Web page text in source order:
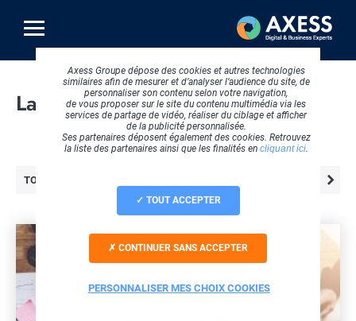
contenu
principal
La communauté Axess
TOUTES LES OFFRES
Axess Groupe dépose des cookies et autres technologies
similaires afin de mesurer et d’analyser l’audience du site, de
personnaliser son contenu selon votre navigation,
de vous proposer sur le site du contenu multimédia via les
services de partage de vidéo, réaliser du ciblage et afficher
de la publicité personnalisée.
Ses partenaires déposent également des cookies. Retrouvez
la liste des partenaires ainsi que les finalités en cliquant ici.
TOUT ACCEPTER
CONTINUER SANS ACCEPTER
PERSONNALISER MES CHOIX COOKIES